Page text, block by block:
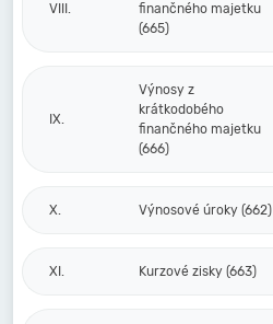
VIII.
finančného majetku
(665)
IX.
Výnosy z
krátkodobého
finančného majetku
(666)
X. Výnosové úroky (662)
XI. Kurzové zisky (663)